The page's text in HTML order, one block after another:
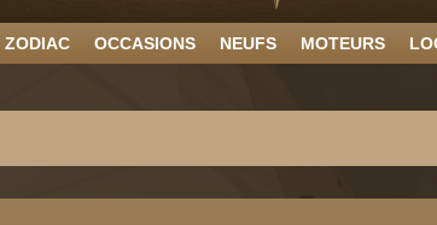
ZODIAC OCCASIONS NEUFS MOTEURS